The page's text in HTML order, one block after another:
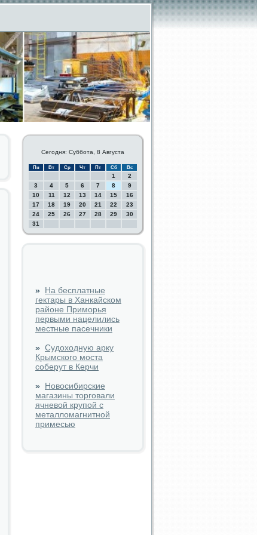
Сегодня: Суббота, 8 Августа
Пн Вт Ср Чт Пт Сб Вс
1
2
3
4 5 6 7 8
9
10
11 12 13 14 15
16
17
18 19 20 21 22
23
24
25 26 27 28 29
30
31
» На бесплатные
гектары в Ханкайском
районе Приморья
первыми нацелились
местные пасечники
» Судоходную арку
Крымского моста
соберут в Керчи
» Новосибирские
магазины торговали
ячневой крупой с
металломагнитной
примесью